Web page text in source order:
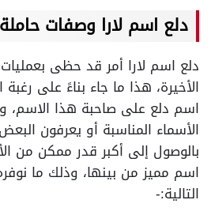
دلع اسم لارا وصفات
دلع اسم لارا أمر قد حظى بعمليات
الأخيرة، هذا ما جاء بناءً على
اسم دلع على صاحبة هذا الاسم،
الأسماء المناسبة أو يعرفون
بالوصول إلى أكبر قدر ممكن من
اسم مميز من بينها، وذلك ما
التالية:-